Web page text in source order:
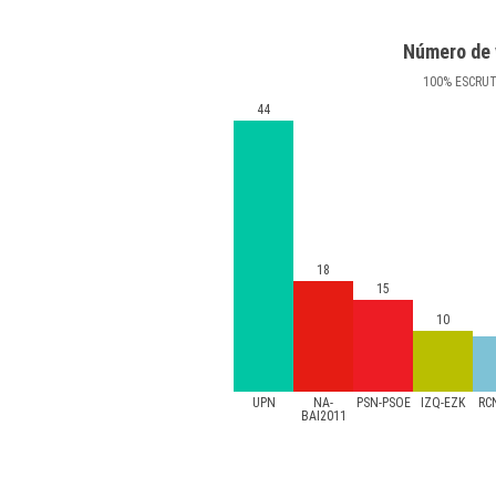
Número
100%
UPN
NA-
BAI2011
PSN-PSOE IZQ-EZK
44
18
15
10